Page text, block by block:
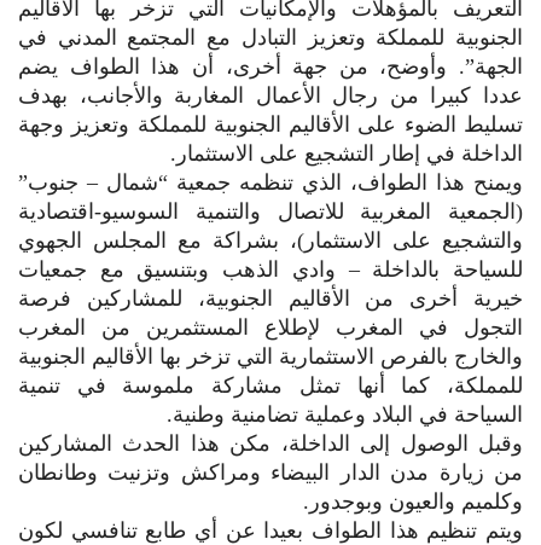
التعريف بالمؤهلات والإمكانيات التي تزخر بها الأقاليم
الجنوبية للمملكة وتعزيز التبادل مع المجتمع المدني في
الجهة”. وأوضح، من جهة أخرى، أن هذا الطواف يضم
عددا كبيرا من رجال الأعمال المغاربة والأجانب، بهدف
تسليط الضوء على الأقاليم الجنوبية للمملكة وتعزيز وجهة
الداخلة في إطار التشجيع على الاستثمار.
ويمنح هذا الطواف، الذي تنظمه جمعية “شمال – جنوب”
(الجمعية المغربية للاتصال والتنمية السوسيو-اقتصادية
والتشجيع على الاستثمار)، بشراكة مع المجلس الجهوي
للسياحة بالداخلة – وادي الذهب وبتنسيق مع جمعيات
خيرية أخرى من الأقاليم الجنوبية، للمشاركين فرصة
التجول في المغرب لإطلاع المستثمرين من المغرب
والخارج بالفرص الاستثمارية التي تزخر بها الأقاليم الجنوبية
للمملكة، كما أنها تمثل مشاركة ملموسة في تنمية
السياحة في البلاد وعملية تضامنية وطنية.
وقبل الوصول إلى الداخلة، مكن هذا الحدث المشاركين
من زيارة مدن الدار البيضاء ومراكش وتزنيت وطانطان
وكلميم والعيون وبوجدور.
ويتم تنظيم هذا الطواف بعيدا عن أي طابع تنافسي لكون